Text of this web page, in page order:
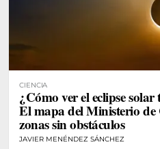
CIENCIA
¿Cómo ver el eclipse
El mapa del Ministerio
zonas sin obstáculos
JAVIER MENÉNDEZ SÁNCHEZ